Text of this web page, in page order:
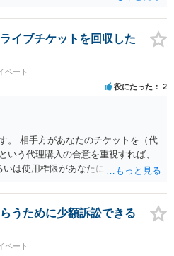
住所で訴状を作成提出し、裁判所に
ると（訴状の記載内容から明らかな
護士に事前連絡し、引き続き訴訟も
の意志が明らかになったところで、
代理人に訴状の受領を促すこともあ
証拠がないと、実際の本人性が明ら
士（２０万円の請求で代理人弁護士
）も住所は明らかにしないでしょ
などの情報）から、相手の住所等の
うに思えます。 以上、ご参考まで。
イブチケットを回収した
ベート
役にたった 2
。 相手方があなたのチケットを（代
いう代理購入の合意を重視すれば、
は使用権限があなたにあり、チケッ
「相手方と一緒に行く」という合意
とができません。こちらを重視すれ
「一緒に行く」という結果の実現に
にチケットを引き渡すべきといえる
きとするのが当事者の合理的意思に
うために少額訴訟できる
ベート